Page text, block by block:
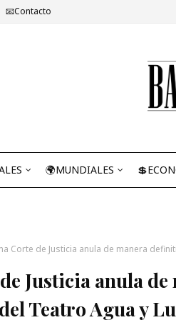
📧Contacto
🌍MUNDIALES
Corte de Justicia anula de manera
Justicia anula
Teatro Agua y